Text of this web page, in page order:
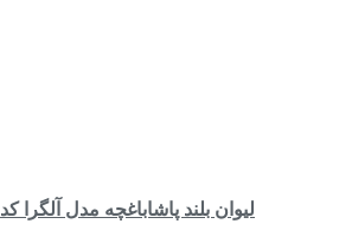
لیوان بلند پاشاباغچه مدل آلگرا کد 420015